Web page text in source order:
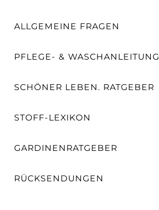
ALLGEMEINE FRAGEN
PFLEGE- & WASCHANLEITUNG
SCHÖNER LEBEN. RATGEBER
STOFF-LEXIKON
GARDINENRATGEBER
RÜCKSENDUNGEN